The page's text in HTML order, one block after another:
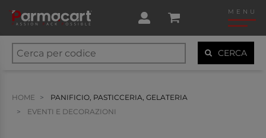
MENU
CERCA
HOME
PANIFICIO, PASTICCERIA, GELATERIA
EVENTI E DECORAZIONI